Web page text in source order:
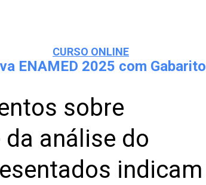
CURSO ONLINE
ENAMED 2025 com Gabarito
sobre
análise do
indicam